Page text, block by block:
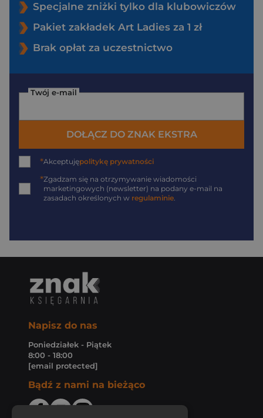
Specjalne zniżki tylko dla klubowiczów
Pakiet zakładek Art Ladies za 1 zł
Brak opłat za uczestnictwo
Twój e-mail
DOŁĄCZ DO ZNAK EKSTRA
*Akceptujępolitykę prywatności
*Zgadzam się na otrzymywanie wiadomości
marketingowych (newsletter) na podany e-mail na
zasadach określonych w regulaminie.
Napisz do nas
Poniedziałek - Piątek
8:00 - 18:00
[email protected]
Bądź z nami na bieżąco